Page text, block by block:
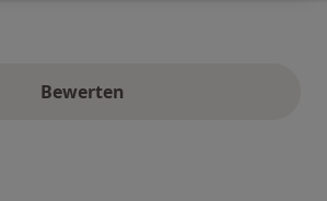
Bewerten